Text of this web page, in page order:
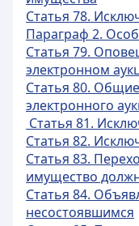
Статья 78.
Параграф 2.
Статья 79.
электронном
Статья 80.
электронного
Статья 81.
Статья 82.
Статья 83.
имущество
Статья 84.
несостоявшимся